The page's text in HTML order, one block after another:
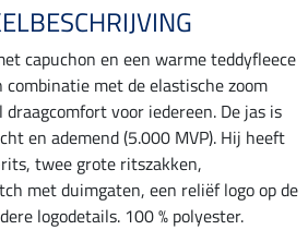
capuchon en een warme teddyfleece
met de elastische zoom
voor iedereen. De jas is
en ademend (5.000 MVP). Hij heeft
twee grote ritszakken,
met duimgaten, een reliëf logo op de
logodetails. 100 % polyester.